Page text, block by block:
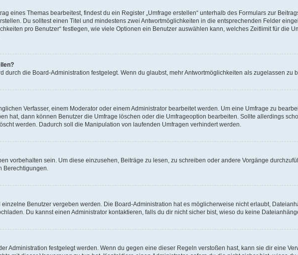
eines Themas bearbeitest, findest du ein Register „Umfrage erstellen“ unterhalb des Formulars zur
Du solltest einen Titel und mindestens zwei Antwortmöglichkeiten in die entsprechenden Felder
pro Benutzer“ festlegen, wie viele Optionen ein Benutzer auswählen kann, welches Zeitlimit für die
durch die Board-Administration festgelegt. Wenn du glaubst, mehr Antwortmöglichkeiten als zugelassen zu
Verfasser, einem Moderator oder einem Administrator bearbeitet werden. Um eine Umfrage zu
hat, dann können Benutzer die Umfrage löschen oder die Umfrageoption bearbeiten. Sollte allerdings
werden. Dadurch soll die Manipulation von laufenden Umfragen verhindert werden.
vorbehalten sein. Um diese einzusehen, Beiträge zu lesen, zu schreiben oder andere Vorgänge
Berechtigungen.
Benutzer vergeben werden. Die Board-Administration hat es möglicherweise nicht erlaubt,
Du kannst einen Administrator kontaktieren, falls du dir nicht sicher bist, wieso du keine
Administration festgelegt werden. Wenn du gegen eine dieser Regeln verstoßen hast, kann sie dir eine